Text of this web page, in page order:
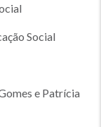
Social
e Patrícia